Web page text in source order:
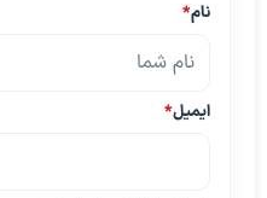
نام*
ایمیل*